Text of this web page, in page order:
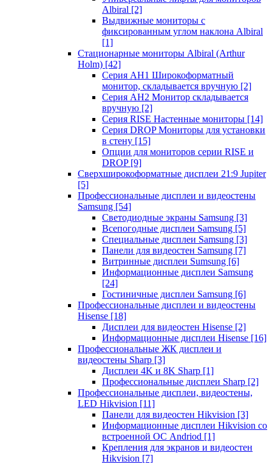
Albiral [2]
Выдвижные мониторы с
фиксированным углом наклона Albiral
[1]
Стационарные мониторы Albiral (Arthur
Holm) [42]
Серия AH1 Широкоформатный
монитор, складывается вручную [2]
Серия AH2 Монитор складывается
вручную [2]
Серия RISE Настенные мониторы [14]
Серия DROP Мониторы для установки
в стену [15]
Опции для мониторов серии RISE и
DROP [9]
Сверхширокоформатные дисплеи 21:9 Jupiter
[5]
Профессиональные дисплеи и видеостены
Samsung [54]
Светодиодные экраны Samsung [3]
Всепогодные дисплеи Samsung [5]
Специальные дисплеи Samsung [3]
Панели для видеостен Samsung [7]
Витринные дисплеи Sumsung [6]
Информационные дисплеи Samsung
[24]
Гостиничные дисплеи Samsung [6]
Профессиональные дисплеи и видеостены
Hisense [18]
Дисплеи для видеостен Hisense [2]
Информационные дисплеи Hisense [16]
Профессиональные ЖК дисплеи и
видеостены Sharp [3]
Дисплеи 4K и 8K Sharp [1]
Профессиональные дисплеи Sharp [2]
Профессиональные дисплеи, видеостены,
LED Hikvision [11]
Панели для видеостен Hikvision [3]
Информационные дисплеи Hikvision со
встроенной ОС Andriod [1]
Крепления для экранов и видеостен
Hikvision [7]